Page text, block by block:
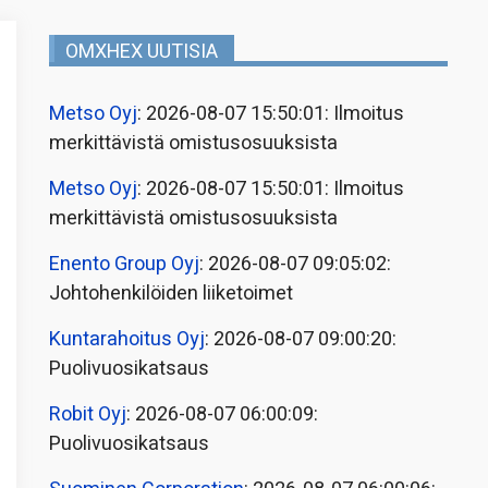
OMXHEX UUTISIA
Metso Oyj: 2026-08-07 15:50:01: Ilmoitus
merkittävistä omistusosuuksista
Metso Oyj: 2026-08-07 15:50:01: Ilmoitus
merkittävistä omistusosuuksista
Enento Group Oyj: 2026-08-07 09:05:02:
Johtohenkilöiden liiketoimet
Kuntarahoitus Oyj: 2026-08-07 09:00:20:
Puolivuosikatsaus
Robit Oyj: 2026-08-07 06:00:09:
Puolivuosikatsaus